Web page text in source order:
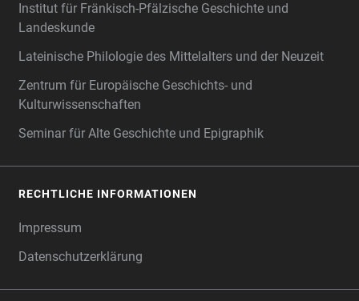
Institut für Fränkisch-Pfälzische Geschichte und
Landeskunde
Lateinische Philologie des Mittelalters und der Neuzeit
Zentrum für Europäische Geschichts- und
Kulturwissenschaften
Seminar für Alte Geschichte und Epigraphik
RECHTLICHE INFORMATIONEN
Impressum
Datenschutzerklärung